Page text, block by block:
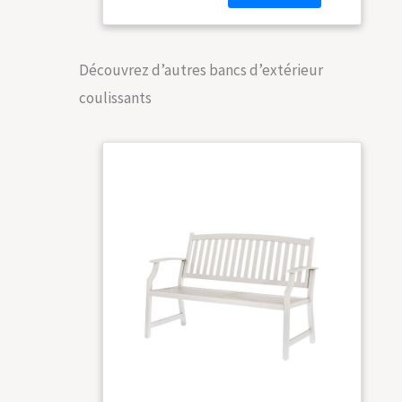
Découvrez d’autres bancs d’extérieur
coulissants